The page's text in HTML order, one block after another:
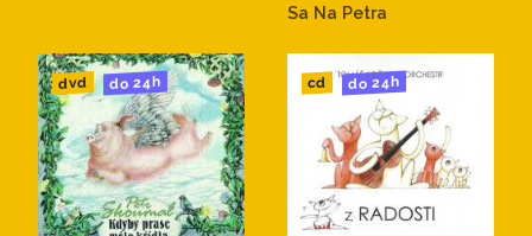
Sa Na Petra
dvd do 24h cd do 24h